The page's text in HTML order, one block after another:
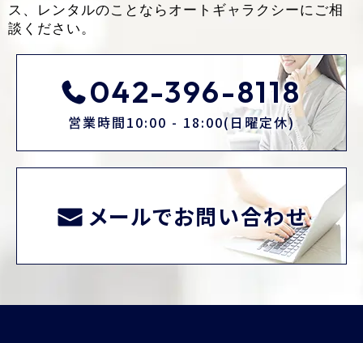
ス、レンタルのことなら オートギャラクシーにご相
談ください。
042-396-8118
営業時間10:00 - 18:00(日曜定休)
メールでお問い合わせ